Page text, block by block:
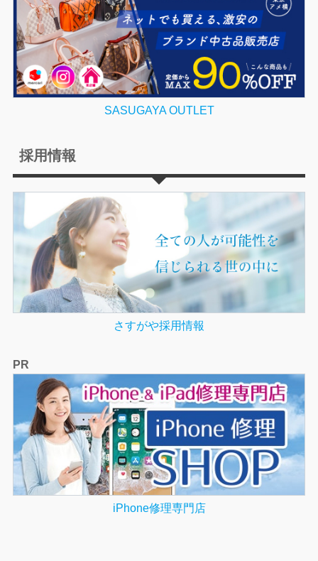
SASUGAYA OUTLET
採用情報
さすがや採用情報
PR
iPhone修理専門店